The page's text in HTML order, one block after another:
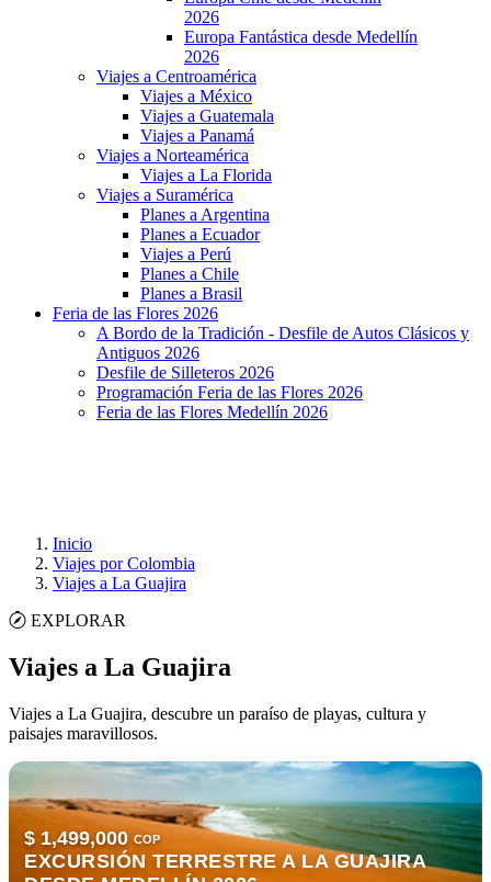
2026
Europa Fantástica desde Medellín
2026
Viajes a Centroamérica
Viajes a México
Viajes a Guatemala
Viajes a Panamá
Viajes a Norteamérica
Viajes a La Florida
Viajes a Suramérica
Planes a Argentina
Planes a Ecuador
Viajes a Perú
Planes a Chile
Planes a Brasil
Feria de las Flores 2026
A Bordo de la Tradición - Desfile de Autos Clásicos y
Antiguos 2026
Desfile de Silleteros 2026
Programación Feria de las Flores 2026
Feria de las Flores Medellín 2026
Inicio
Viajes por Colombia
Viajes a La Guajira
EXPLORAR
Viajes a La Guajira
Viajes a La Guajira, descubre un paraíso de playas, cultura y
paisajes maravillosos.
$ 1,499,000COP
EXCURSIÓN TERRESTRE A LA GUAJIRA